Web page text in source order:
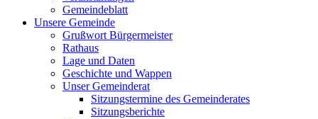
Gemeindeblatt
Unsere Gemeinde
Grußwort Bürgermeister
Rathaus
Lage und Daten
Geschichte und Wappen
Unser Gemeinderat
Sitzungstermine des Gemeinderates
Sitzungsberichte